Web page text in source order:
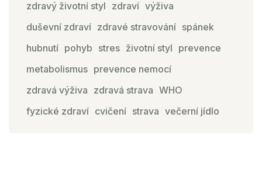
zdravý životní styl zdraví výživa
duševní zdraví zdravé stravování spánek
hubnutí pohyb stres životní styl prevence
metabolismus prevence nemocí
zdravá výživa zdravá strava WHO
fyzické zdraví cvičení strava večerní jídlo